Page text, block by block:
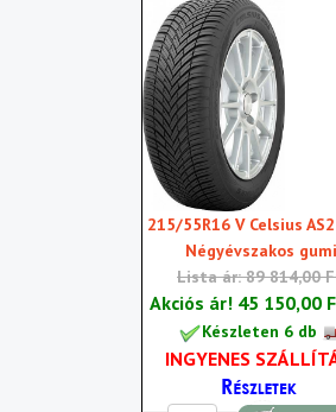
215/55R16 V Celsius
Négyévszakos gumi
Lista ár: 89 814,00
Akciós ár! 45 150,00
Készleten 6 db
INGYENES